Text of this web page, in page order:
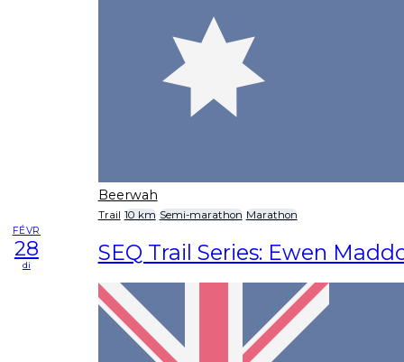
Beerwah
Trail 10 km Semi-marathon Marathon
FÉVR
28
di SEQ Trail Series: Ewen